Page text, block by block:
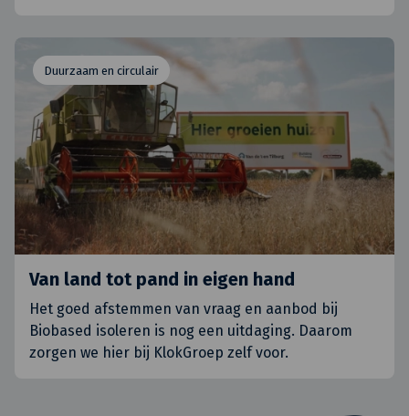
Duurzaam en circulair
Van land tot pand in eigen hand
Het goed afstemmen van vraag en aanbod bij
Biobased isoleren is nog een uitdaging. Daarom
zorgen we hier bij KlokGroep zelf voor.